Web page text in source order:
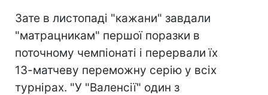
Зате в листопаді "кажани" завдали
"матрацникам" першої поразки в
поточному чемпіонаті і перервали їх
13-матчеву переможну серію у всіх
турнірах. "У "Валенсії" один з